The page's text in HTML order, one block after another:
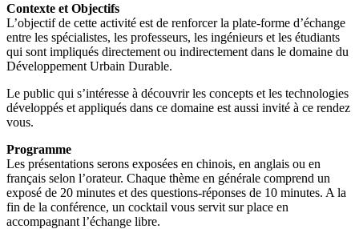
Contexte et Objectifs
L’objectif de cette activité est de renforcer la plate-forme d’échange
entre les spécialistes, les professeurs, les ingénieurs et les étudiants
qui sont impliqués directement ou indirectement dans le domaine du
Développement Urbain Durable.
Le public qui s’intéresse à découvrir les concepts et les technologies
développés et appliqués dans ce domaine est aussi invité à ce rendez
vous.
Programme
Les présentations serons exposées en chinois, en anglais ou en
français selon l’orateur. Chaque thème en générale comprend un
exposé de 20 minutes et des questions-réponses de 10 minutes. A la
fin de la conférence, un cocktail vous servit sur place en
accompagnant l’échange libre.